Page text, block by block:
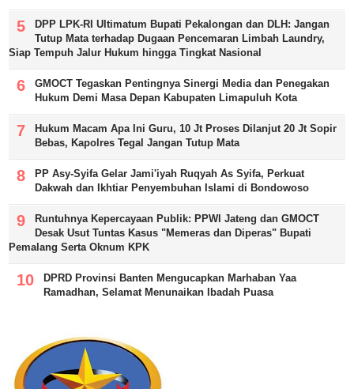
DPP LPK-RI Ultimatum Bupati Pekalongan dan DLH: Jangan
Tutup Mata terhadap Dugaan Pencemaran Limbah Laundry,
Siap Tempuh Jalur Hukum hingga Tingkat Nasional
GMOCT Tegaskan Pentingnya Sinergi Media dan Penegakan
Hukum Demi Masa Depan Kabupaten Limapuluh Kota
Hukum Macam Apa Ini Guru, 10 Jt Proses Dilanjut 20 Jt Sopir
Bebas, Kapolres Tegal Jangan Tutup Mata
PP Asy-Syifa Gelar Jami'iyah Ruqyah As Syifa, Perkuat
Dakwah dan Ikhtiar Penyembuhan Islami di Bondowoso
Runtuhnya Kepercayaan Publik: PPWI Jateng dan GMOCT
Desak Usut Tuntas Kasus "Memeras dan Diperas" Bupati
Pemalang Serta Oknum KPK
DPRD Provinsi Banten Mengucapkan Marhaban Yaa
Ramadhan, Selamat Menunaikan Ibadah Puasa